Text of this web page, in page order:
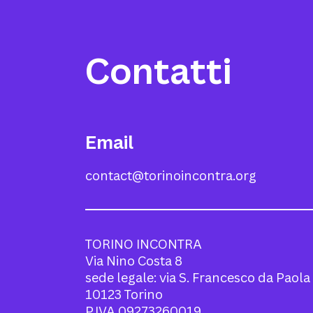
Contatti
Email
contact@torinoincontra.org
TORINO INCONTRA
Via Nino Costa 8
sede legale: via S. Francesco da
10123 Torino